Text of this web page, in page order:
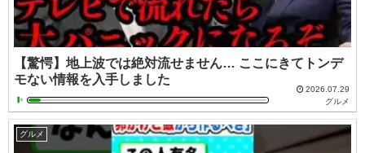
【驚愕】地上波では絶対流せません… ここにきてトンデ
モない情報を入手しました
2026.07.29
グルメ
グルメ